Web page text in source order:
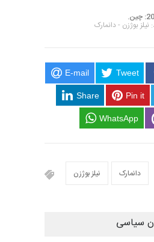
بوژزن - دانمارک
E-mail Tweet
Share Pin it
WhatsApp
نیلز بوژزن دانمارک
سیاسی